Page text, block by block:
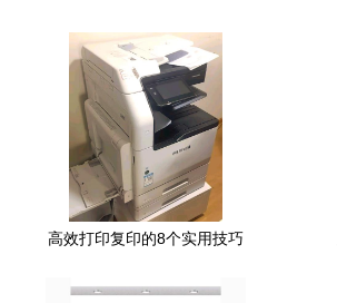
高效打印复印的8个实用技巧